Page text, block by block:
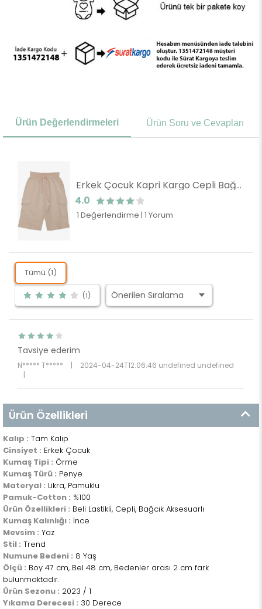
Ürün Değerlendirmeleri Ürün Soru ve Cevapları
Erkek Çocuk Kapri Kargo Cepli Bağcık Aksesuarlı Bej (9 Yaş)
4.0
1 Değerlendirme | 1 Yorum
Tümü (1)
(1)
Tavsiye ederim
N***** T***** |
2024-04-24T12:06:46 undefined undefined
|
Ürün Özellikleri
Kalıp : Tam Kalıp
Cinsiyet : Erkek Çocuk
Kumaş Tipi : Örme
Kumaş Türü : Penye
Materyal : Likra, Pamuklu
Pamuk-Cotton : %100
Ürün Özellikleri : Beli Lastikli, Cepli, Bağcık Aksesuarlı
Kumaş Kalınlığı : İnce
Mevsim : Yaz
Stil : Trend
Numune Bedeni : 8 Yaş
Ölçü : Boy 47 cm, Bel 48 cm, Bedenler arası 2 cm fark
bulunmaktadır.
Ürün Sezonu : 2023 / 1
Yıkama Derecesi : 30 Derece